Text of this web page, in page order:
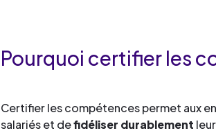
Pourquoi certifier les
Certifier les compétences permet aux
salariés et defidéliser durablement